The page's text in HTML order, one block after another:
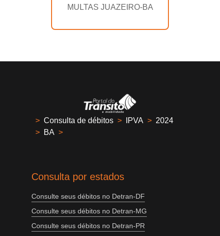
MULTAS JUAZEIRO-BA
> Consulta de débitos > IPVA > 2024
> BA >
Consulta por estados
Consulte seus débitos no Detran-DF
Consulte seus débitos no Detran-MG
Consulte seus débitos no Detran-PR